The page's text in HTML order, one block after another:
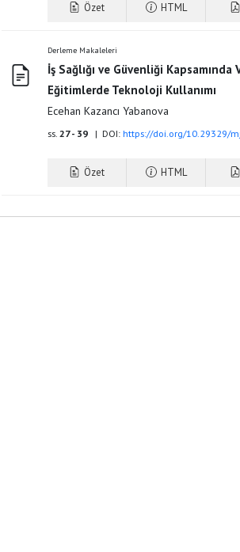
Özet HTML
Derleme Makaleleri
İş Sağlığı ve Güvenliği
Eğitimlerde Teknoloji Kullanımı
Ecehan Kazancı Yabanova
ss. 27 - 39 | DOI: https://doi.org/10.29329/
Özet HTML